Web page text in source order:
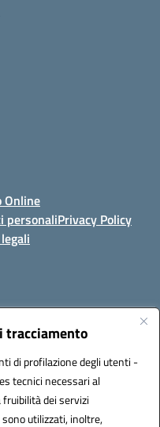
tracciamento
di profilazione degli utenti -
tecnici necessari al
dei servizi
utilizzati, inoltre,
Online
personaliPrivacy Policy
- Palermo